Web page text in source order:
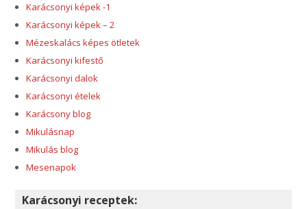
Karácsonyi képek -1
Karácsonyi képek – 2
Mézeskalács képes ötletek
Karácsonyi kifestő
Karácsonyi dalok
Karácsonyi ételek
Karácsony blog
Mikulásnap
Mikulás blog
Mesenapok
Karácsonyi receptek: